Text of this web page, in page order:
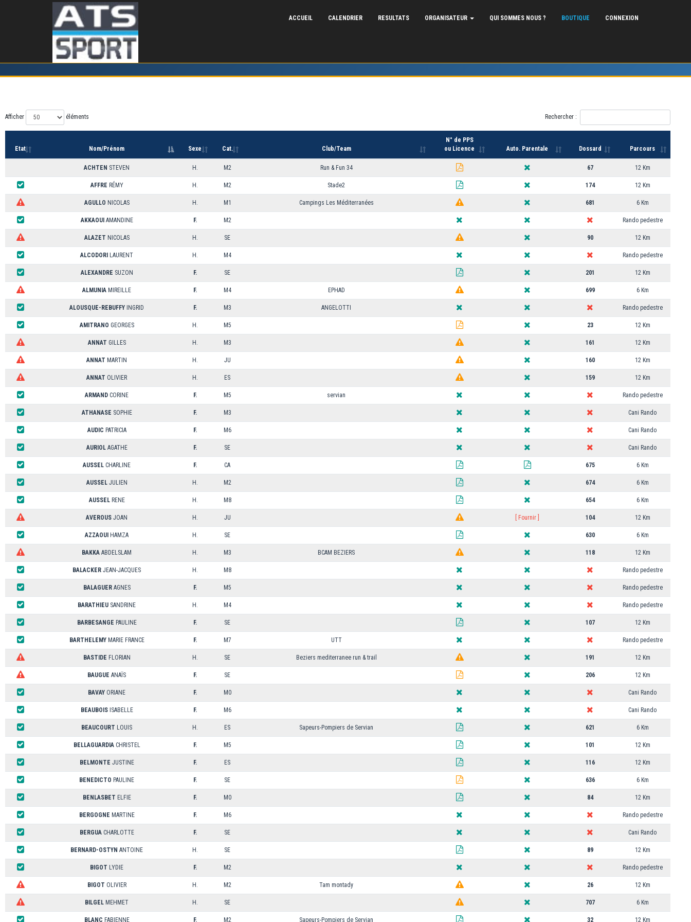
ACCUEIL CALENDRIER RESULTATS ORGANISATEUR QUI SOMMES NOUS ? BOUTIQUE CONNEXION
Inscription sur l'épreuve Les Foulées de la Lène
Afficher éléments Rechercher :
Etat Nom/Prénom Sexe Cat. Club/Team
N° de PPS
ou Licence
Auto. Parentale Dossard Parcours
ACHTEN STEVEN H. M2 Run & Fun 34 67 12 Km
AFFRE RÉMY H. M2 Stade2 174 12 Km
AGULLO NICOLAS H. M1 Campings Les Méditerranées 681 6 Km
AKKAOUI AMANDINE F. M2 Rando pedestre
ALAZET NICOLAS H. SE 90 12 Km
ALCODORI LAURENT H. M4 Rando pedestre
ALEXANDRE SUZON F. SE 201 12 Km
ALMUNIA MIREILLE F. M4 EPHAD 699 6 Km
ALOUSQUE-REBUFFY INGRID F. M3 ANGELOTTI Rando pedestre
AMITRANO GEORGES H. M5 23 12 Km
ANNAT GILLES H. M3 161 12 Km
ANNAT MARTIN H. JU 160 12 Km
ANNAT OLIVIER H. ES 159 12 Km
ARMAND CORINE F. M5 servian Rando pedestre
ATHANASE SOPHIE F. M3 Cani Rando
AUDIC PATRICIA F. M6 Cani Rando
AURIOLAGATHE F. SE Cani Rando
AUSSEL CHARLINE F. CA 675 6 Km
AUSSELJULIEN H. M2 674 6 Km
AUSSELRENE H. M8 654 6 Km
AVEROUS JOAN H. JU [ Fournir ] 104 12 Km
AZZAOUI HAMZA H. SE 630 6 Km
BAKKA ABDELSLAM H. M3 BCAM BEZIERS 118 12 Km
BALACKER JEAN-JACQUES H. M8 Rando pedestre
BALAGUERAGNES F. M5 Rando pedestre
BARATHIEU SANDRINE H. M4 Rando pedestre
BARBESANGE PAULINE F. SE 107 12 Km
BARTHELEMYMARIE FRANCE F. M7 UTT Rando pedestre
BASTIDE FLORIAN H. SE Beziers mediterranee run & trail 191 12 Km
BAUGUE ANAÏS F. SE 206 12 Km
BAVAY ORIANE F. M0 Cani Rando
BEAUBOISISABELLE F. M6 Cani Rando
BEAUCOURT LOUIS H. ES Sapeurs-Pompiers de Servian 621 6 Km
BELLAGUARDIACHRISTEL F. M5 101 12 Km
BELMONTE JUSTINE F. ES 116 12 Km
BENEDICTO PAULINE F. SE 636 6 Km
BENLASBET ELFIE F. M0 84 12 Km
BERGOGNE MARTINE F. M6 Rando pedestre
BERGUACHARLOTTE F. SE Cani Rando
BERNARD-OSTYN ANTOINE H. SE 89 12 Km
BIGOT LYDIE F. M2 Rando pedestre
BIGOT OLIVIER H. M2 Tam montady 26 12 Km
BILGEL MEHMET H. SE 707 6 Km
BLANC FABIENNE F. M2 Sapeurs-Pompiers de Servian 32 12 Km